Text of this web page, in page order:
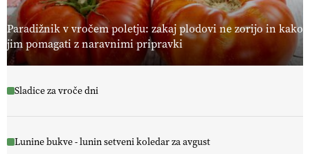
Paradižnik v vročem poletju: zakaj plodovi ne zorijo in kako
jim pomagati z naravnimi pripravki
Sladice za vroče dni
Lunine bukve - lunin setveni koledar za avgust